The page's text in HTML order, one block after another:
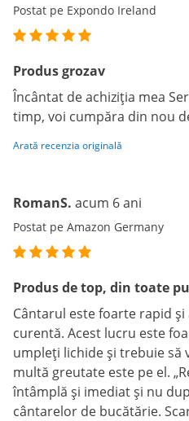
Postat pe Expondo Ireland
Produs grozav
Încântat de achiziția mea
timp, voi cumpăra din nou
Arată recenzia originală
RomanS. acum 6 ani
Postat pe Amazon Germany
Produs de top, din toate
Cântarul este foarte rapid
curentă. Acest lucru este
umpleți lichide și trebuie să
multă greutate este pe el.
întâmplă și imediat și nu
cântarelor de bucătărie.